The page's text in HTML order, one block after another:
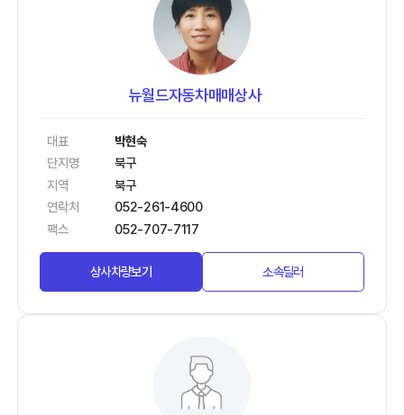
뉴월드자동차매매상사
대표
박현숙
단지명
북구
지역
북구
연락처
052-261-4600
팩스
052-707-7117
상사차량보기 소속딜러